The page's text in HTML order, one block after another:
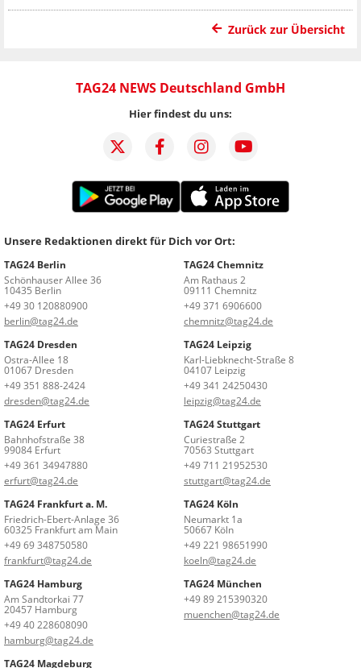
Zurück zur Übersicht
TAG24 NEWS Deutschland GmbH
Hier findest du uns:
Unsere Redaktionen direkt für Dich vor Ort:
TAG24 Berlin
Schönhauser Allee 36
10435 Berlin
+49 30 120880900
berlin@tag24.de
TAG24 Chemnitz
Am Rathaus 2
09111 Chemnitz
+49 371 6906600
chemnitz@tag24.de
TAG24 Dresden
Ostra-Allee 18
01067 Dresden
+49 351 888-2424
dresden@tag24.de
TAG24 Leipzig
Karl-Liebknecht-Straße 8
04107 Leipzig
+49 341 24250430
leipzig@tag24.de
TAG24 Erfurt
Bahnhofstraße 38
99084 Erfurt
+49 361 34947880
erfurt@tag24.de
TAG24 Stuttgart
Curiestraße 2
70563 Stuttgart
+49 711 21952530
stuttgart@tag24.de
TAG24 Frankfurt a. M.
Friedrich-Ebert-Anlage 36
60325 Frankfurt am Main
+49 69 348750580
frankfurt@tag24.de
TAG24 Köln
Neumarkt 1a
50667 Köln
+49 221 98651990
koeln@tag24.de
TAG24 Hamburg
Am Sandtorkai 77
20457 Hamburg
+49 40 228608090
hamburg@tag24.de
TAG24 München
+49 89 215390320
muenchen@tag24.de
TAG24 Magdeburg